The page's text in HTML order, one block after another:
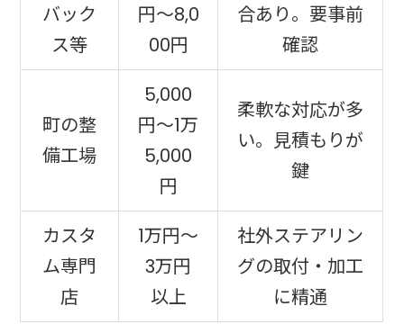
バック
ス等
円〜8,0
00円
合あり。要事前
確認
町の整
備工場
5,000
円〜1万
5,000
円
柔軟な対応が多
い。見積もりが
鍵
カスタ
ム専門
店
1万円〜
3万円
以上
社外ステアリン
グの取付・加工
に精通